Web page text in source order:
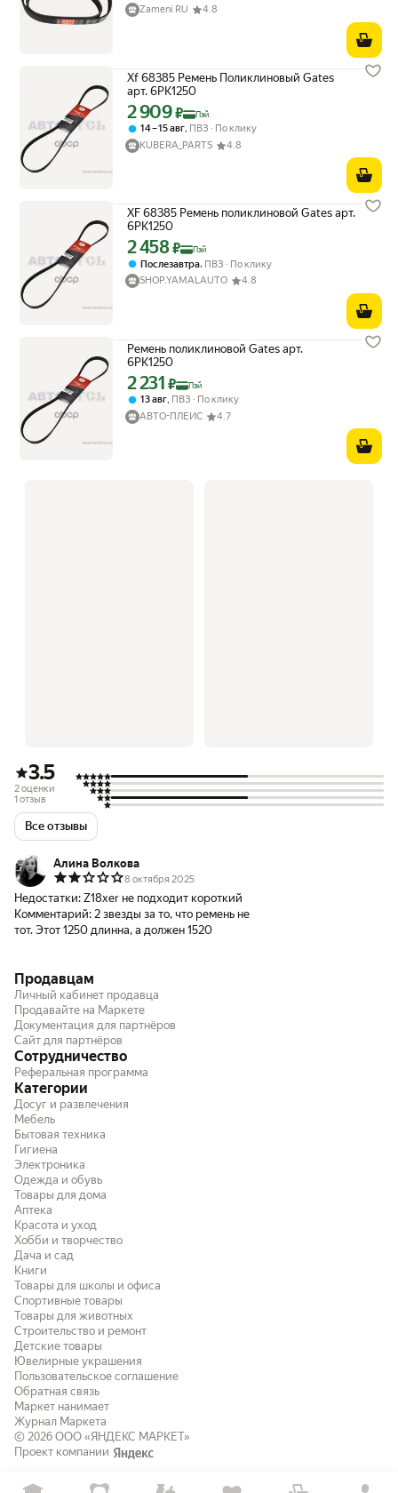
Zameni RU
4.8
Xf 68385 Ремень Поликлиновый Gates
арт. 6PK1250
Цена с картой Яндекс Пэй 2909 ₽ вместо
2 909₽ Пэй
14 – 15 авг ПВЗ
По клику
KUBERA_PARTS
4.8
XF 68385 Ремень поликлиновой Gates арт.
6PK1250
Цена с картой Яндекс Пэй 2458 ₽ вместо
2 458₽ Пэй
Послезавтра, ПВЗ
По клику
SHOP.YAMALAUTO
4.8
Ремень поликлиновой Gates арт.
6PK1250
Цена с картой Яндекс Пэй 2231 ₽ вместо
2 231 ₽ Пэй
13 авг, ПВЗ
По клику
АВТО-ПЛЕЙС
4.7
3.5
2 оценки
1 отзыв
Все отзывы
Алина Волкова
8 октября 2025
Недостатки: Z18xer не подходит короткий
Комментарий: 2 звезды за то, что ремень не
тот. Этот 1250 длинна, а должен 1520
Продавцам
Личный кабинет продавца
Продавайте на Маркете
Документация для партнёров
Сайт для партнёров
Сотрудничество
Реферальная программа
Категории
Досуг и развлечения
Мебель
Бытовая техника
Гигиена
Электроника
Одежда и обувь
Товары для дома
Аптека
Красота и уход
Хобби и творчество
Дача и сад
Книги
Товары для школы и офиса
Спортивные товары
Товары для животных
Строительство и ремонт
Детские товары
Ювелирные украшения
Пользовательское соглашение
Обратная связь
Маркет нанимает
Журнал Маркета
© 2026 ООО «ЯНДЕКС МАРКЕТ»
Проект компании